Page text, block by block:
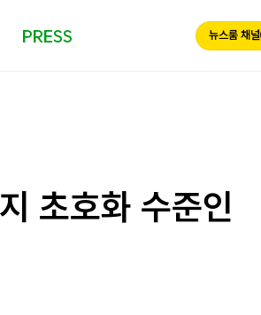
PRESS 뉴스룸 채널
초호화 수준인